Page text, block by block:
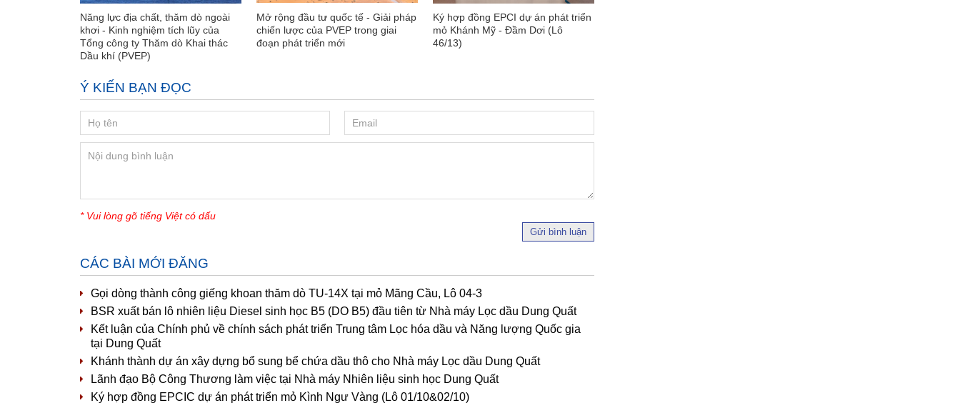
Năng lực địa chất, thăm dò ngoài
khơi - Kinh nghiệm tích lũy của
Tổng công ty Thăm dò Khai thác
Dầu khí (PVEP)
Mở rộng đầu tư quốc tế - Giải pháp
chiến lược của PVEP trong giai
đoạn phát triển mới
Ký hợp đồng EPCI dự án phát triển
mỏ Khánh Mỹ - Đầm Dơi (Lô
46/13)
Ý KIẾN BẠN ĐỌC
* Vui lòng gõ tiếng Việt có dấu
Gửi bình luận
CÁC BÀI MỚI ĐĂNG
Gọi dòng thành công giếng khoan thăm dò TU-14X tại mỏ Mãng Cầu, Lô 04-3
BSR xuất bán lô nhiên liệu Diesel sinh học B5 (DO B5) đầu tiên từ Nhà máy Lọc dầu Dung Quất
Kết luận của Chính phủ về chính sách phát triển Trung tâm Lọc hóa dầu và Năng lượng Quốc gia
tại Dung Quất
Khánh thành dự án xây dựng bổ sung bể chứa dầu thô cho Nhà máy Lọc dầu Dung Quất
Lãnh đạo Bộ Công Thương làm việc tại Nhà máy Nhiên liệu sinh học Dung Quất
Ký hợp đồng EPCIC dự án phát triển mỏ Kình Ngư Vàng (Lô 01/10&02/10)